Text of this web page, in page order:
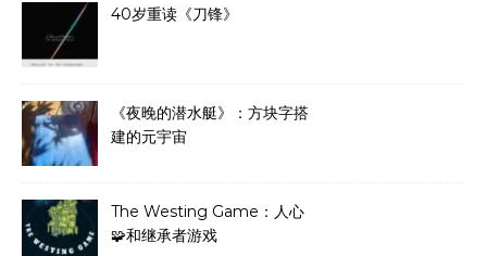
40岁重读《刀锋》
《夜晚的潜水艇》：方块字搭
建的元宇宙
The Westing Game：人心
🧩和继承者游戏